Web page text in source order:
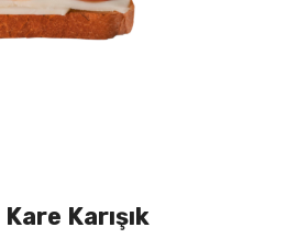
Karışık